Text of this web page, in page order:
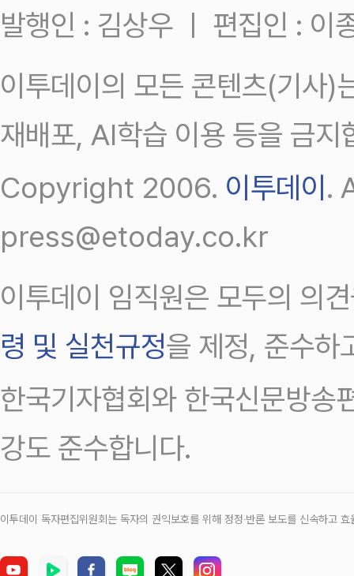
발행인 : 김상우 ㅣ 편집인 : 이
이투데이의 모든 콘텐츠(기사)
재배포, AI학습 이용 등을 금지
Copyright 2006. 이투데이 .
press@etoday.co.kr
이투데이 임직원은 모두의 의
령 및 실천규정을 제정, 준수하
한국기자협회와 한국신문방송
강도 준수합니다.
이투데이 독자편집위원회는 독자의 권익보호를 위해 정정‧반론 보도를 신속하고